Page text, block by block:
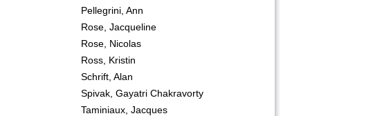
Pellegrini, Ann
Rose, Jacqueline
Rose, Nicolas
Ross, Kristin
Schrift, Alan
Spivak, Gayatri Chakravorty
Taminiaux, Jacques